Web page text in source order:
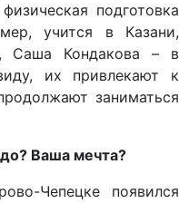
подготовка
учится в Казани,
Саша Кондакова – в
их привлекают к
заниматься
Ваша мечта?
Чепецке появился